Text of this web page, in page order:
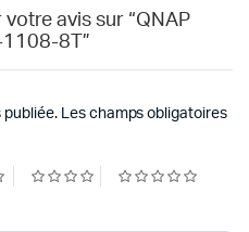
avis sur “QNAP
1108-8T”
publiée. Les champs obligatoires